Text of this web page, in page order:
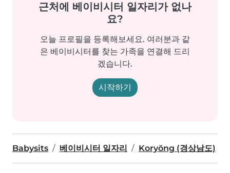
근처에 베이비시터 일자리가 없나
요?
오늘 프로필을 등록해보세요. 여러분과 같
은 베이비시터를 찾는 가족을 연결해 드리
겠습니다.
시작하기
Babysits 베이비시터 일자리 Koryŏng (경상남도)